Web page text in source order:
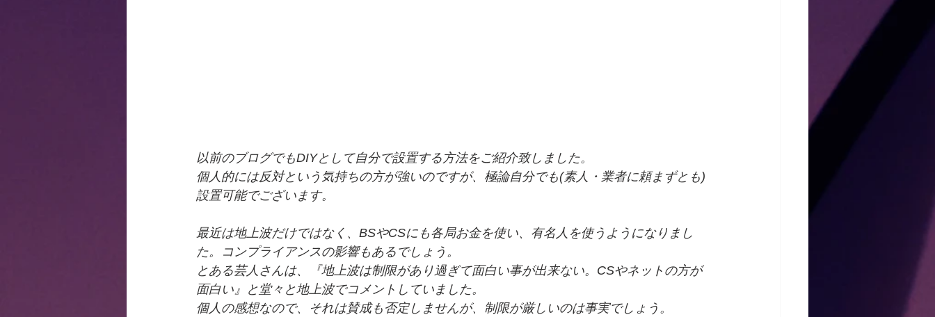
以前のブログでもDIYとして自分で設置する方法をご紹介致しました。
個人的には反対という気持ちの方が強いのですが、極論自分でも(素人・業者に頼まずとも)
設置可能でございます。
最近は地上波だけではなく、BSやCSにも各局お金を使い、有名人を使うようになりまし
た。コンプライアンスの影響もあるでしょう。
とある芸人さんは、『地上波は制限があり過ぎて面白い事が出来ない。CSやネットの方が
面白い』と堂々と地上波でコメントしていました。
個人の感想なので、それは賛成も否定しませんが、制限が厳しいのは事実でしょう。